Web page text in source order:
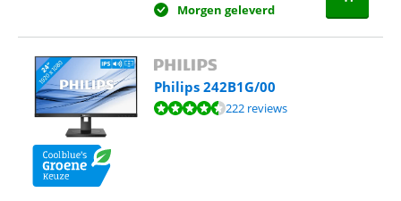
Morgen geleverd
Philips 242B1G/00
Beoordeling is 9,2 van de 10, gebaseerd op 222 reviews.
222 reviews